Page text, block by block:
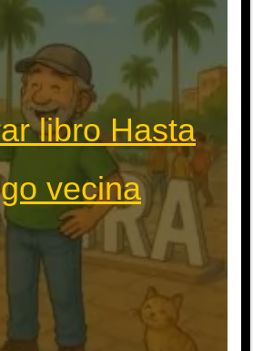
libro Hasta
vecina